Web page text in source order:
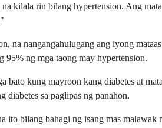
kilala rin bilang hypertension. Ang
nangangahulugang ang iyong
95% ng mga taong may hypertension.
kung mayroon kang diabetes at
diabetes sa paglipas ng panahon.
bilang bahagi ng isang mas